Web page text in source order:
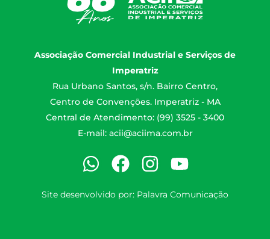
Associação Comercial Industrial e Serviços de
Imperatriz
Rua Urbano Santos, s/n. Bairro Centro,
Centro de Convenções. Imperatriz - MA
Central de Atendimento: (99) 3525 - 3400
E-mail: acii@aciima.com.br
Site desenvolvido por: Palavra Comunicação